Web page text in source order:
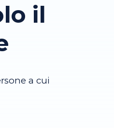
il
a cui